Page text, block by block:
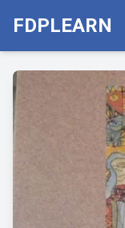
FDPLEARN